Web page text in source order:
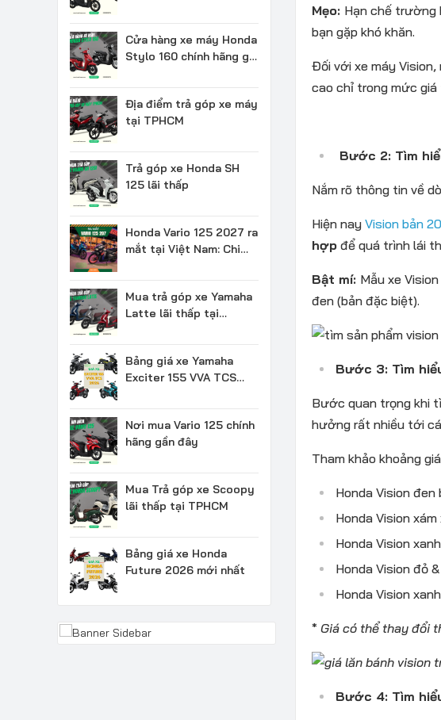
Mẹo: Hạn chế trường
bạn gặp khó khăn.
Đối với xe máy
cao chỉ trong mức giá
Bước 2: Tìm
Nắm rõ thông tin về
Hiện nay Vision bản
hợp để quá trình lái
Bật mí: Mẫu xe
đen (bản đặc biệt).
Bước 3: Tìm
Bước quan trọng khi
hưởng rất nhiều tới
Tham khảo khoảng
Honda Vision đen
Honda Vision
Honda Vision
Honda Vision đỏ
Honda Vision
* Giá có thể thay đổi
Bước 4: Tìm
Cửa hàng xe máy Honda
Stylo 160 chính hãng giá
Địa điểm trả góp xe máy
tại TPHCM
Trả góp xe Honda SH
125 lãi thấp
Honda Vario 125 2027 ra
mắt tại Việt Nam: Chi
Mua trả góp xe Yamaha
Latte lãi thấp tại
Bảng giá xe Yamaha
Exciter 155 VVA TCS
Nơi mua Vario 125 chính
hãng gần đây
Mua Trả góp xe Scoopy
lãi thấp tại TPHCM
Bảng giá xe Honda
Future 2026 mới nhất